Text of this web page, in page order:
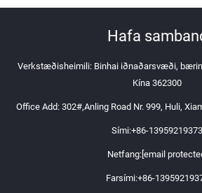
Hafa
Verkstæðisheimili: Binhai iðnaðarsvæði,
Kína 362300
Office Add: 302#,Anling Road Nr. 999, Huli,
Sími:+86-13959219373
Netfang:[email
Farsími:+86-